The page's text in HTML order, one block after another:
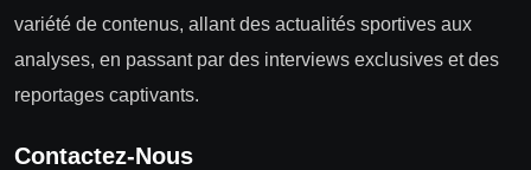
variété de contenus, allant des actualités sportives aux
analyses, en passant par des interviews exclusives et des
reportages captivants.
Contactez-Nous